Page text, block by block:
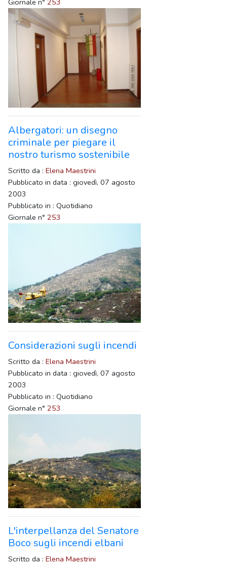
Giornale n° 253
Albergatori: un disegno
criminale per piegare il
nostro turismo sostenibile
Scritto da : Elena Maestrini
Pubblicato in data : giovedì, 07 agosto
2003
Pubblicato in : Quotidiano
Giornale n° 253
Considerazioni sugli incendi
Scritto da : Elena Maestrini
Pubblicato in data : giovedì, 07 agosto
2003
Pubblicato in : Quotidiano
Giornale n° 253
L'interpellanza del Senatore
Boco sugli incendi elbani
Scritto da : Elena Maestrini